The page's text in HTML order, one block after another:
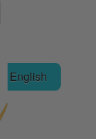
English